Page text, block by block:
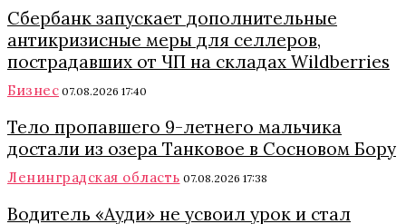
Сбербанк запускает дополнительные
антикризисные меры для селлеров,
пострадавших от ЧП на складах Wildberries
Бизнес 07.08.2026 17:40
Тело пропавшего 9-летнего мальчика
достали из озера Танковое в Сосновом Бору
Ленинградская область 07.08.2026 17:38
Водитель «Ауди» не усвоил урок и стал